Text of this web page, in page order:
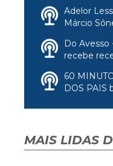
Adelor
Márcio
Do Avesso
recebe
60
DOS PAIS
MAIS LIDAS